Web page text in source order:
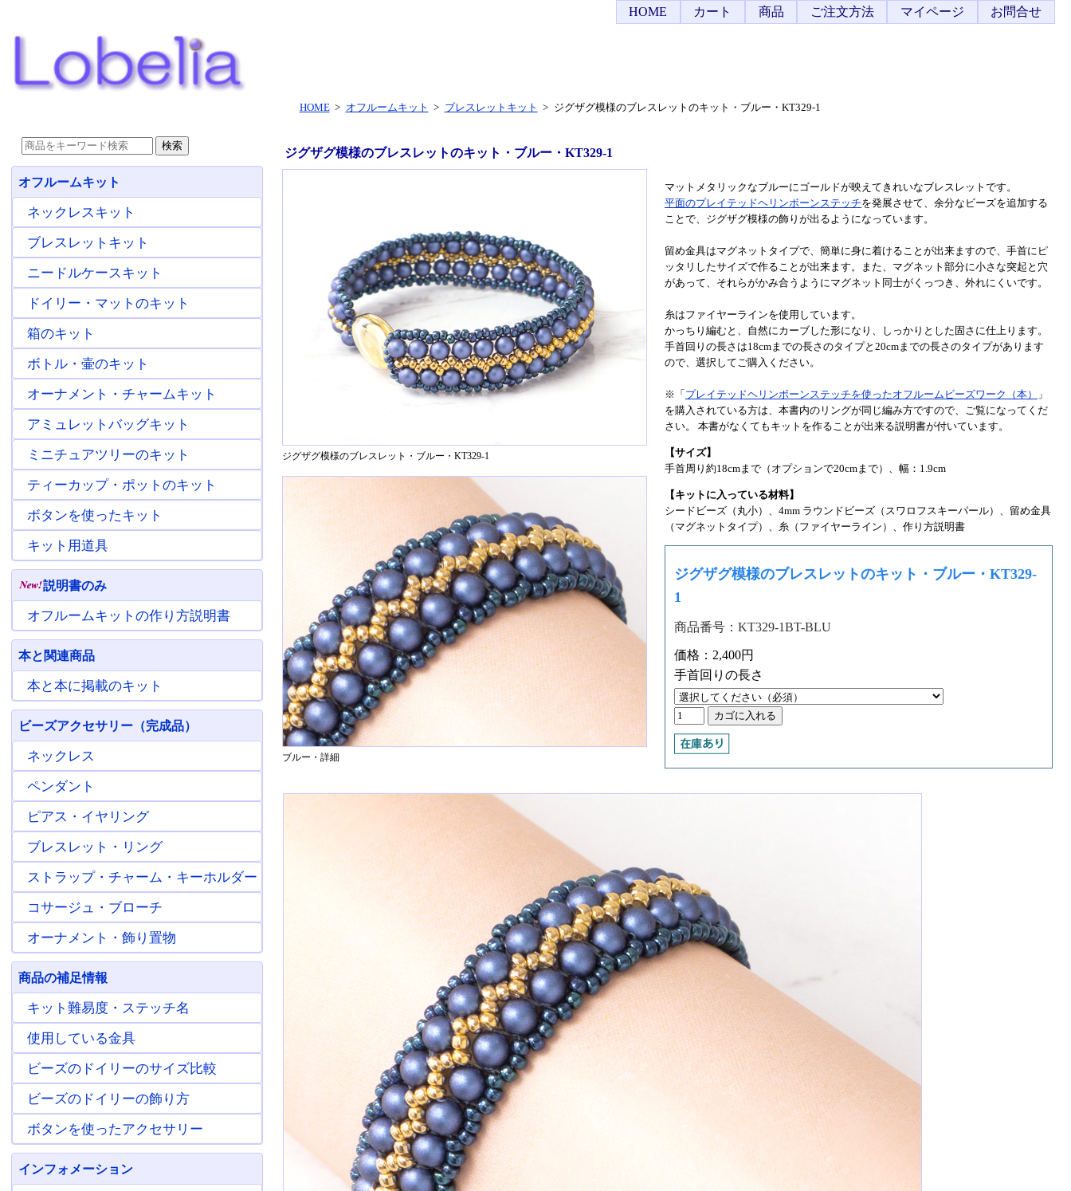
HOME カート 商品 ご注文方法 マイページ お問合せ
HOME > オフルームキット > ブレスレットキット > ジグザグ模様のブレスレットのキット・ブルー・KT329-1
ジグザグ模様のブレスレットのキット・ブルー・KT329-1
ジグザグ模様のブレスレット・ブルー・KT329-1
ブルー・詳細
マットメタリックなブルーにゴールドが映えてきれいなブレスレットです。
平面のプレイテッドヘリンボーンステッチを発展させて、余分なビーズを追加する
ことで、ジグザグ模様の飾りが出るようになっています。
留め金具はマグネットタイプで、簡単に身に着けることが出来ますので、手首にピ
ッタリしたサイズで作ることが出来ます。また、マグネット部分に小さな突起と穴
があって、それらがかみ合うようにマグネット同士がくっつき、外れにくいです。
糸はファイヤーラインを使用しています。
かっちり編むと、自然にカーブした形になり、しっかりとした固さに仕上ります。
手首回りの長さは18cmまでの長さのタイプと20cmまでの長さのタイプがあります
ので、選択してご購入ください。
※「 プレイテッドヘリンボーンステッチを使ったオフルームビーズワーク（本）
」
を購入されている方は、本書内のリングが同じ編み方ですので、ご覧になってくだ
さい。 本書がなくてもキットを作ることが出来る説明書が付いています。
【サイズ】
手首周り約18cmまで（オプションで20cmまで）、幅：1.9cm
【キットに入っている材料】
シードビーズ（丸小）、4mm ラウンドビーズ（スワロフスキーパール）、留め金具
（マグネットタイプ）、糸（ファイヤーライン）、作り方説明書
ジグザグ模様のブレスレットのキット・ブルー・KT329-
1
商品番号：KT329-1BT-BLU
価格：2,400円
手首回りの長さ
オフルームキット
ネックレスキット
ブレスレットキット
ニードルケースキット
ドイリー・マットのキット
箱のキット
ボトル・壷のキット
オーナメント・チャームキット
アミュレットバッグキット
ミニチュアツリーのキット
ティーカップ・ポットのキット
ボタンを使ったキット
キット用道具
説明書のみ
オフルームキットの作り方説明書
本と関連商品
本と本に掲載のキット
ビーズアクセサリー（完成品）
ネックレス
ペンダント
ピアス・イヤリング
ブレスレット・リング
ストラップ・チャーム・キーホルダー
コサージュ・ブローチ
オーナメント・飾り置物
商品の補足情報
キット難易度・ステッチ名
使用している金具
ビーズのドイリーのサイズ比較
ビーズのドイリーの飾り方
ボタンを使ったアクセサリー
インフォメーション